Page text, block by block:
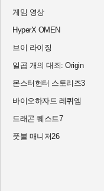
게임 영상
HyperX OMEN
브이 라이징
일곱 개의 대죄: Origin
몬스터헌터 스토리즈3
바이오하자드 레퀴엠
드래곤 퀘스트7
풋볼 매니저26